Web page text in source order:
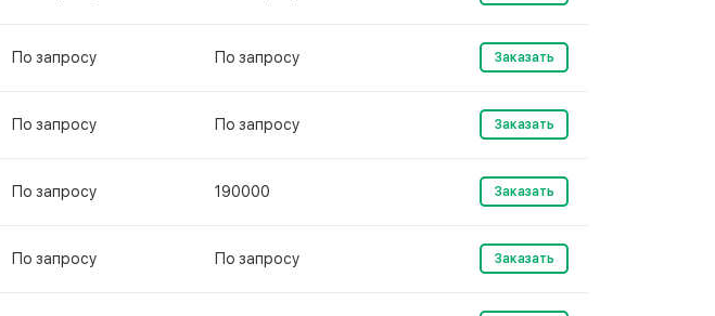
По запросу По запросу Заказать
По запросу По запросу Заказать
По запросу 190000 Заказать
По запросу По запросу Заказать